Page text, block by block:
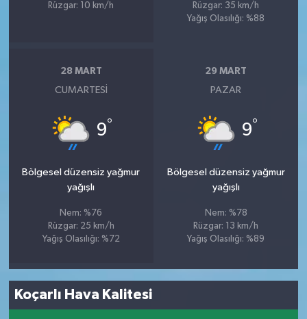
Rüzgar: 10 km/h
Rüzgar: 35 km/h
Yağış Olasılığı: %88
28 MART
CUMARTESI
9°
Bölgesel düzensiz yağmur
yağışlı
Nem: %76
Rüzgar: 25 km/h
Yağış Olasılığı: %72
29 MART
PAZAR
9°
Bölgesel düzensiz yağmur
yağışlı
Nem: %78
Rüzgar: 13 km/h
Yağış Olasılığı: %89
Koçarlı Hava Kalitesi